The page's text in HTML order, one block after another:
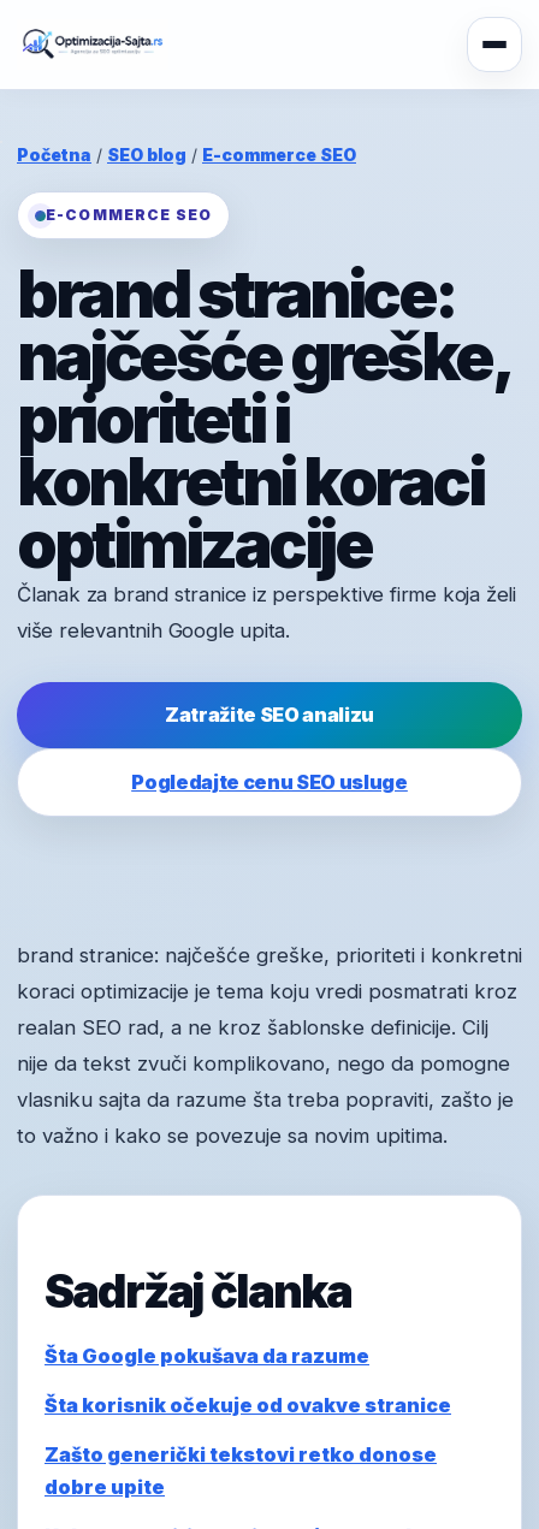
Početna / SEO blog / E-commerce SEO
E-COMMERCE SEO
brand stranice:
najčešće greške,
prioriteti i
konkretni koraci
optimizacije
Članak za brand stranice iz perspektive firme koja želi
više relevantnih Google upita.
Zatražite SEO analizu
Pogledajte cenu SEO usluge
brand stranice: najčešće greške, prioriteti i konkretni
koraci optimizacije je tema koju vredi posmatrati kroz
realan SEO rad, a ne kroz šablonske definicije. Cilj
nije da tekst zvuči komplikovano, nego da pomogne
vlasniku sajta da razume šta treba popraviti, zašto je
to važno i kako se povezuje sa novim upitima.
Sadržaj članka
Šta Google pokušava da razume
Šta korisnik očekuje od ovakve stranice
Zašto generički tekstovi retko donose
dobre upite